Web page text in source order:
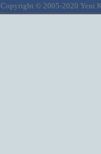
Copyright © 2005-2020 Yeni